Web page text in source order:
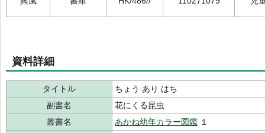
資料詳細
タイトル
ちょう あり はち
副書名
花にくる昆虫
叢書名
あかね幼年カラー図鑑 １